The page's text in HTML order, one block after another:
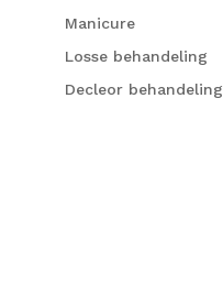
Manicure
Losse behandeling
Decleor behandeling